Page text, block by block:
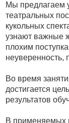
Мы предлагаем
театральных
кукольных
узнают важные
плохим
неуверенность,
Во время
достигается
результатов
В применяемых